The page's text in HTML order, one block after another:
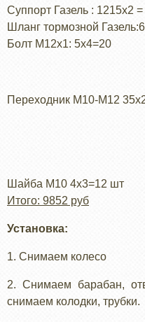
Суппорт Газель : 1215х2
Шланг тормозной
Болт М12х1: 5х4=20
Переходник М10-М12
Шайба М10 4х3=12 шт
Итого: 9852 руб
Установка:
1. Снимаем колесо
2. Снимаем барабан,
снимаем колодки, трубки.